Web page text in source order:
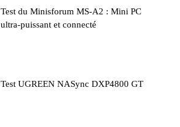
Test du Minisforum MS-A2 : Mini PC
ultra-puissant et connecté
Test UGREEN NASync DXP4800 GT